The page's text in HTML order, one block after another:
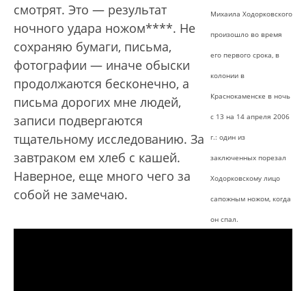
Михаила Ходорковского
произошло во время
его первого срока, в
колонии в
Краснокаменске в ночь
с 13 на 14 апреля 2006
г.: один из
заключенных порезал
Ходорковскому лицо
сапожным ножом, когда
он спал.
смотрят. Это — результат
ночного удара ножом****. Не
сохраняю бумаги, письма,
фотографии — иначе обыски
продолжаются бесконечно, а
письма дорогих мне людей,
записи подвергаются
тщательному исследованию. За
завтраком ем хлеб с кашей.
Наверное, еще много чего за
собой не замечаю.